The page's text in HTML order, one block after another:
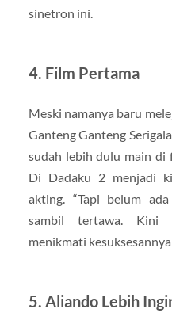
sinetron ini.
4. Film Pertama
Meski namanya baru
Ganteng Ganteng
sudah lebih dulu main di
Di Dadaku 2 menjadi
akting. “Tapi belum
sambil tertawa. Kini
menikmati
5. Aliando Lebih